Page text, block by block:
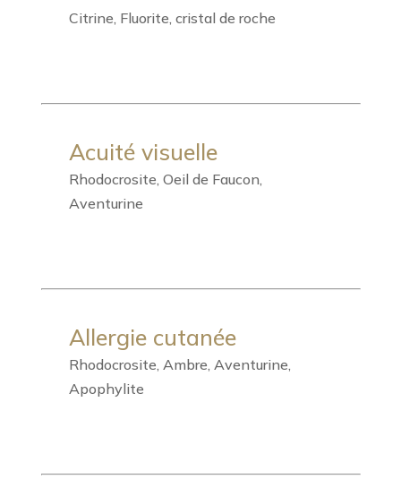
Citrine, Fluorite, cristal de roche
Acuité visuelle
Rhodocrosite, Oeil de Faucon,
Aventurine
Allergie cutanée
Rhodocrosite, Ambre, Aventurine,
Apophylite